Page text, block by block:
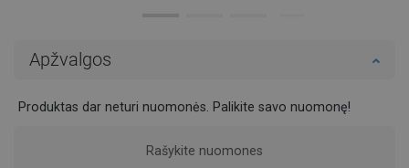
Apžvalgos
Produktas dar neturi nuomonės. Palikite savo nuomonę!
Rašykite nuomones